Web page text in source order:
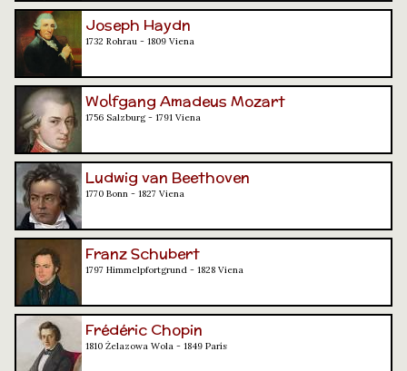
Joseph Haydn
1732 Rohrau - 1809 Viena
Wolfgang Amadeus Mozart
1756 Salzburg - 1791 Viena
Ludwig van Beethoven
1770 Bonn - 1827 Viena
Franz Schubert
1797 Himmelpfortgrund - 1828 Viena
Frédéric Chopin
1810 Żelazowa Wola - 1849 París